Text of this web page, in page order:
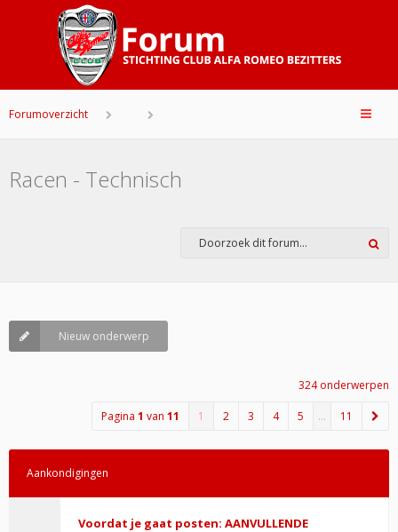
Forumoverzicht
Racen - Technisch
Nieuw onderwerp
324 onderwerpen
Pagina 1 van 11 1 2 3 4 5 … 11
Aankondigingen
Voordat je gaat posten: AANVULLENDE